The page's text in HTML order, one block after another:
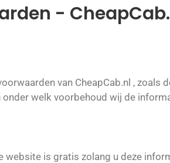
-
van CheapCab.nl ,
welk voorbehoud wij de
website is gratis zolang u deze